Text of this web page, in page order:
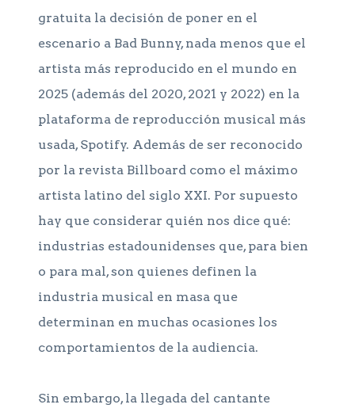
gratuita la decisión de poner en el
escenario a Bad Bunny, nada menos que el
artista más reproducido en el mundo en
2025 (además del 2020, 2021 y 2022) en la
plataforma de reproducción musical más
usada, Spotify. Además de ser reconocido
por la revista Billboard como el máximo
artista latino del siglo XXI. Por supuesto
hay que considerar quién nos dice qué:
industrias estadounidenses que, para bien
o para mal, son quienes definen la
industria musical en masa que
determinan en muchas ocasiones los
comportamientos de la audiencia.
Sin embargo, la llegada del cantante